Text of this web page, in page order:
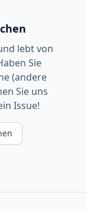
lebt von
Sie
(andere
Sie uns
Issue!